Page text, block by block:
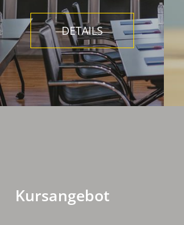
DETAILS
Kursangebot